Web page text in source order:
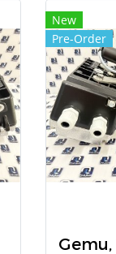
New
Pre-Order